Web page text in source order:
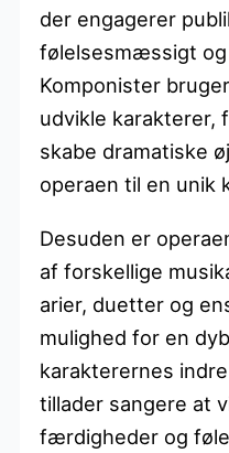
der engagerer
følelsesmæssigt
Komponister
udvikle karakterer,
skabe dramatiske
operaen til en unik
Desuden er
af forskellige
arier, duetter og
mulighed for en
karakterernes
tillader sangere at
færdigheder og